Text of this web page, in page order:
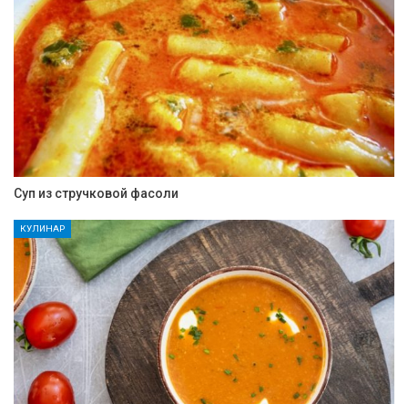
Суп из стручковой фасоли
КУЛИНАР